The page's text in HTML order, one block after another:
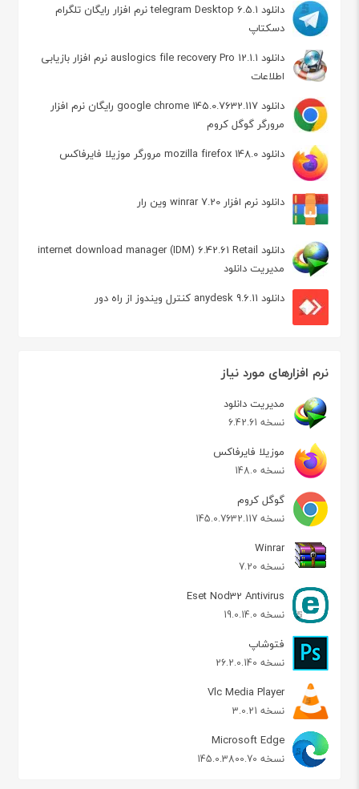
دانلود telegram Desktop 6.5.1 نرم افزار رایگان تلگرام
دسکتاپ
دانلود auslogics file recovery Pro 12.1.1 نرم افزار بازیابی
اطلاعات
دانلود google chrome 145.0.7632.117 رایگان نرم افزار
مرورگر گوگل کروم
دانلود mozilla firefox 148.0 مرورگر موزیلا فایرفاکس
دانلود نرم افزار winrar 7.20 وین رار
دانلود internet download manager (IDM) 6.42.61 Retail
مدیریت دانلود
دانلود anydesk 9.6.11 کنترل ویندوز از راه دور
نرم افزارهای مورد نیاز
مدیریت دانلود
نسخه 6.42.61
موزیلا فایرفاکس
نسخه 148.0
گوگل کروم
نسخه 145.0.7632.117
Winrar
نسخه 7.20
Eset Nod32 Antivirus
نسخه 19.0.14.0
فتوشاپ
نسخه 26.2.0.140
Vlc Media Player
نسخه 3.0.21
Microsoft Edge
نسخه 145.0.3800.70